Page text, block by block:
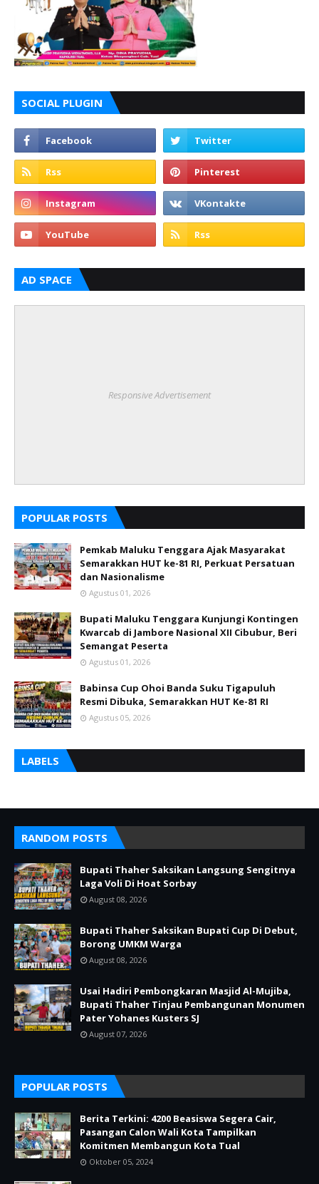
SOCIAL PLUGIN
AD SPACE
Responsive Advertisement
POPULAR POSTS
Pemkab Maluku Tenggara Ajak Masyarakat
Semarakkan HUT ke-81 RI, Perkuat Persatuan
dan Nasionalisme
Agustus 01, 2026
Bupati Maluku Tenggara Kunjungi Kontingen
Kwarcab di Jambore Nasional XII Cibubur, Beri
Semangat Peserta
Agustus 01, 2026
Babinsa Cup Ohoi Banda Suku Tigapuluh
Resmi Dibuka, Semarakkan HUT Ke-81 RI
Agustus 05, 2026
LABELS
RANDOM POSTS
Bupati Thaher Saksikan Langsung Sengitnya
Laga Voli Di Hoat Sorbay
August 08, 2026
Bupati Thaher Saksikan Bupati Cup Di Debut,
Borong UMKM Warga
August 08, 2026
Usai Hadiri Pembongkaran Masjid Al-Mujiba,
Bupati Thaher Tinjau Pembangunan Monumen
Pater Yohanes Kusters SJ
August 07, 2026
POPULAR POSTS
Berita Terkini: 4200 Beasiswa Segera Cair,
Pasangan Calon Wali Kota Tampilkan
Komitmen Membangun Kota Tual
Oktober 05, 2024